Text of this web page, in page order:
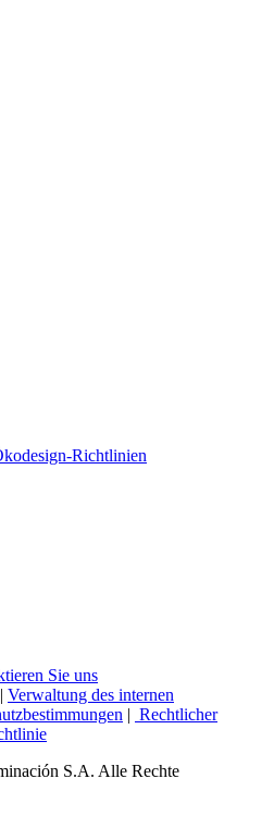
Richtlinien
Sie uns
| Verwaltung des internen
| Rechtlicher
S.A. Alle Rechte